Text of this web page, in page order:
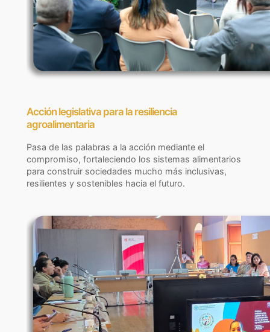
Acción legislativa para la resiliencia
agroalimentaria
Pasa de las palabras a la acción mediante el
compromiso, fortaleciendo los sistemas alimentarios
para construir sociedades mucho más inclusivas,
resilientes y sostenibles hacia el futuro.